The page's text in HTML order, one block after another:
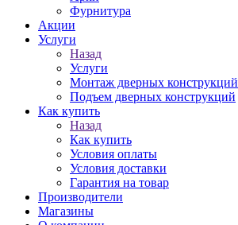
Фурнитура
Акции
Услуги
Назад
Услуги
Монтаж дверных конструкций
Подъем дверных конструкций
Как купить
Назад
Как купить
Условия оплаты
Условия доставки
Гарантия на товар
Производители
Магазины